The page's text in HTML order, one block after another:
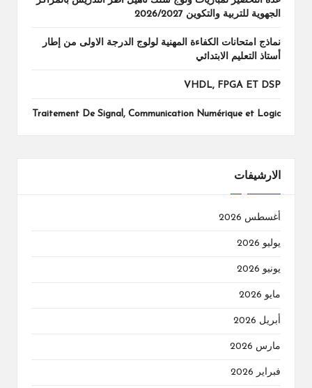
الجهوية للتربية والتكوين 2026/2027
نماذج امتحانات الكفاءة المهنية لولوج الدرجة الاولى من إطار
أستاذ التعليم الابتدائي
VHDL, FPGA ET DSP
Traitement De Signal, Communication Numérique et Logic
الارشيفات
أغسطس 2026
يوليو 2026
يونيو 2026
مايو 2026
أبريل 2026
مارس 2026
فبراير 2026